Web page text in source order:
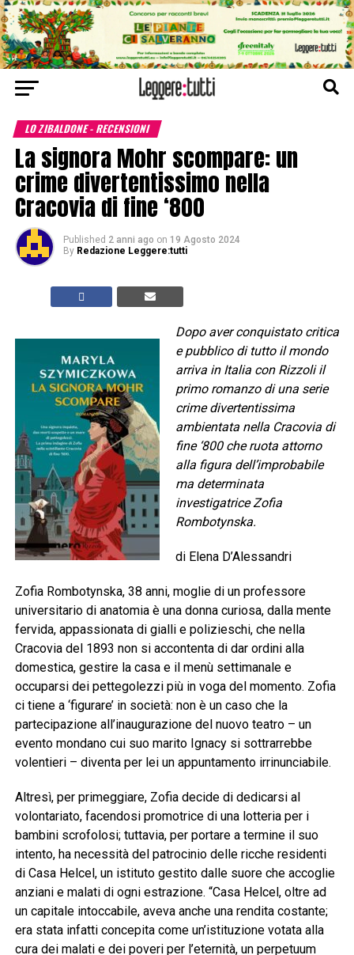
LO ZIBALDONE - RECENSIONI
La signora Mohr scompare: un
crime divertentissimo nella
Cracovia di fine ‘800
Published 2 anni ago on 19 Agosto 2024
By Redazione Leggere:tutti
Dopo aver conquistato critica
e pubblico di tutto il mondo
arriva in Italia con Rizzoli il
primo romanzo di una serie
crime divertentissima
ambientata nella Cracovia di
fine ‘800 che ruota attorno
alla figura dell’improbabile
ma determinata
investigatrice Zofia
Rombotynska.
di Elena D’Alessandri
Zofia Rombotynska, 38 anni, moglie di un professore
universitario di anatomia è una donna curiosa, dalla mente
fervida, appassionata di gialli e polizieschi, che nella
Cracovia del 1893 non si accontenta di dar ordini alla
domestica, gestire la casa e il menù settimanale e
occuparsi dei pettegolezzi più in voga del momento. Zofia
ci tiene a ‘figurare’ in società: non è un caso che la
partecipazione all’inaugurazione del nuovo teatro – un
evento mondano cui suo marito Ignacy si sottrarrebbe
volentieri – diventa per lei un appuntamento irrinunciabile.
Altresì, per primeggiare, Zofia decide di dedicarsi al
volontariato, facendosi promotrice di una lotteria per i
bambini scrofolosi; tuttavia, per portare a termine il suo
intento, ha necessità del patrocinio delle ricche residenti
di Casa Helcel, un istituto gestito dalle suore che accoglie
anziani e malati di ogni estrazione. “Casa Helcel, oltre ad
un capitale intoccabile, aveva anche una rendita costante;
era stata infatti concepita come un’istituzione votata alla
cura dei malati e dei poveri per l’eternità, un perpetuum